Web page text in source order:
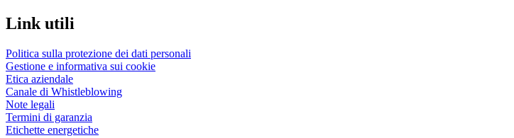
Link utili
Politica sulla protezione dei dati personali
Gestione e informativa sui cookie
Etica aziendale
Canale di Whistleblowing
Note legali
Termini di garanzia
Etichette energetiche